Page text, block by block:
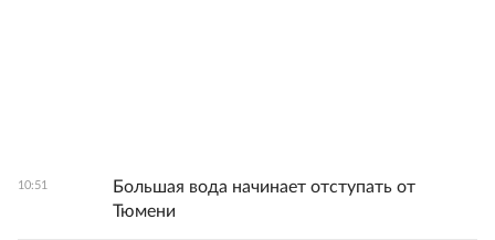
10:51
Большая вода начинает отступать от
Тюмени